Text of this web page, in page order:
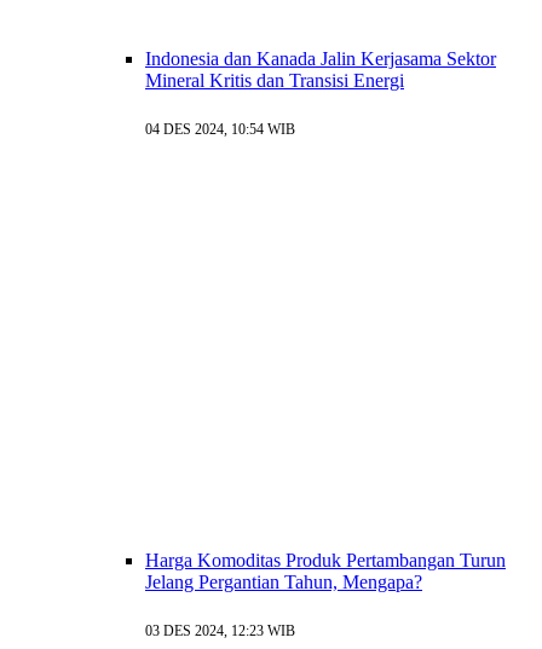
Indonesia dan Kanada Jalin Kerjasama Sektor
Mineral Kritis dan Transisi Energi
04 DES 2024, 10:54 WIB
Harga Komoditas Produk Pertambangan Turun
Jelang Pergantian Tahun, Mengapa?
03 DES 2024, 12:23 WIB